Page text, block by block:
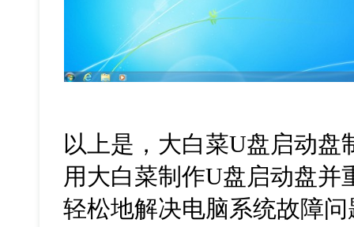
以上是，大白菜U盘启动盘
用大白菜制作U盘启动盘并
轻松地解决电脑系统故障